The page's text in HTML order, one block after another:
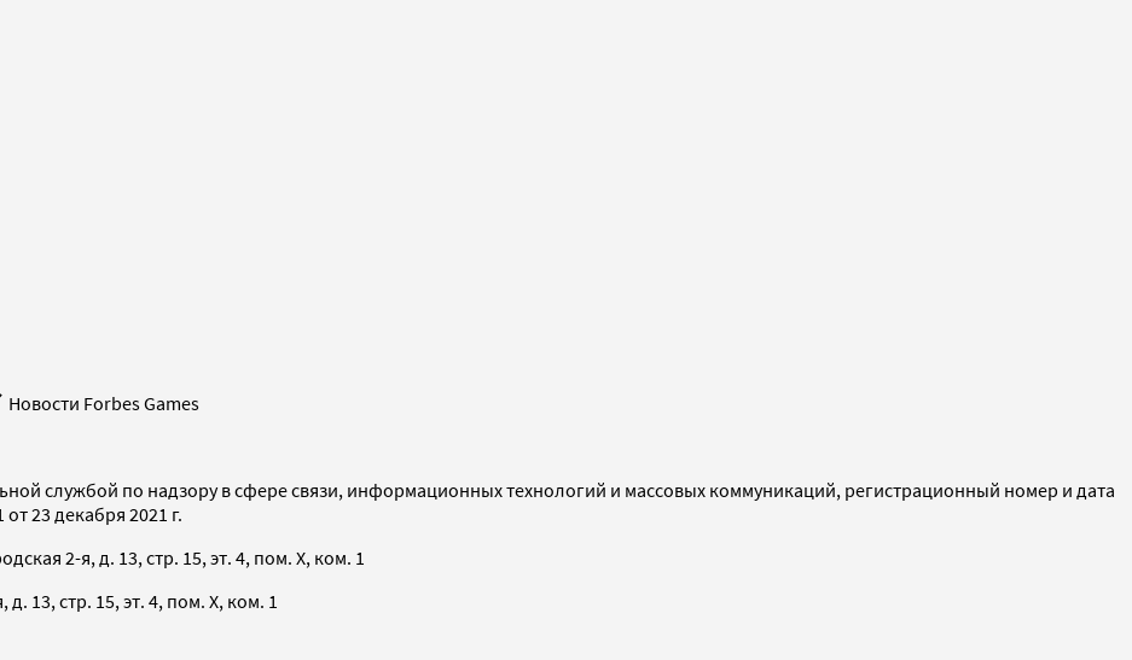
Новости Forbes Games
службой по надзору в сфере связи, информационных технологий и массовых коммуникаций, регистрационный номер и дата
23 декабря 2021 г.
2-я, д. 13, стр. 15, эт. 4, пом. X, ком. 1
13, стр. 15, эт. 4, пом. X, ком. 1